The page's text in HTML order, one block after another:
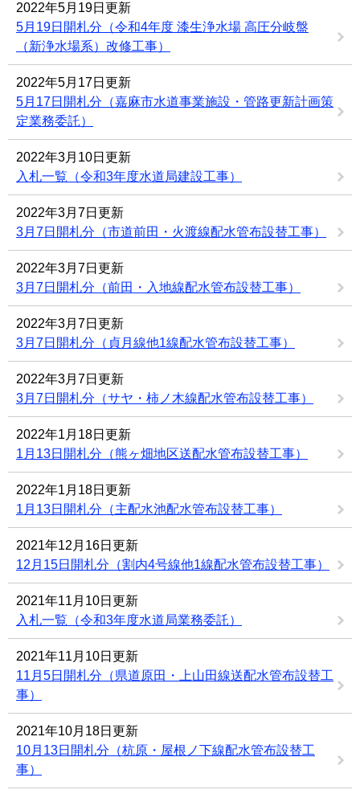
2022年5月19日更新
5月19日開札分（令和4年度 漆生浄水場 高圧分岐盤
（新浄水場系）改修工事）
2022年5月17日更新
5月17日開札分（嘉麻市水道事業施設・管路更新計画策
定業務委託）
2022年3月10日更新
入札一覧（令和3年度水道局建設工事）
2022年3月7日更新
3月7日開札分（市道前田・火渡線配水管布設替工事）
2022年3月7日更新
3月7日開札分（前田・入地線配水管布設替工事）
2022年3月7日更新
3月7日開札分（貞月線他1線配水管布設替工事）
2022年3月7日更新
3月7日開札分（サヤ・柿ノ木線配水管布設替工事）
2022年1月18日更新
1月13日開札分（熊ヶ畑地区送配水管布設替工事）
2022年1月18日更新
1月13日開札分（主配水池配水管布設替工事）
2021年12月16日更新
12月15日開札分（割内4号線他1線配水管布設替工事）
2021年11月10日更新
入札一覧（令和3年度水道局業務委託）
2021年11月10日更新
11月5日開札分（県道原田・上山田線送配水管布設替工
事）
2021年10月18日更新
10月13日開札分（杭原・屋根ノ下線配水管布設替工
事）